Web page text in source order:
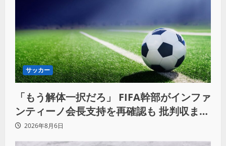
サッカー
「もう解体一択だろ」 FIFA幹部がインファ
ンティーノ会長支持を再確認も 批判収まら
ず2026年8月6日